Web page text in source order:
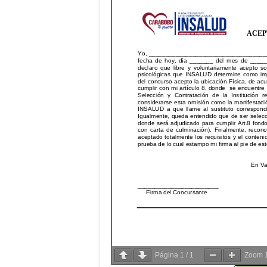
Página 1 / 1 Zoom